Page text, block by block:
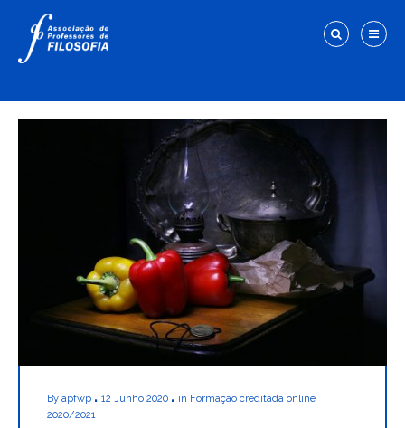
By apfwp 12 Junho 2020 in Formação creditada online
2020/2021